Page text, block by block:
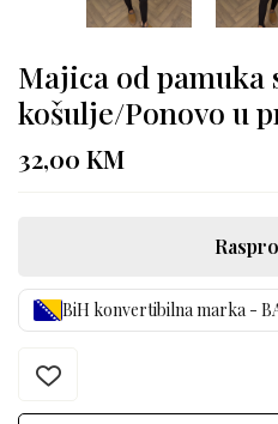
Majica od pamuka
košulje/Ponovo u
32,00 KM
BiH konvertibilna marka -